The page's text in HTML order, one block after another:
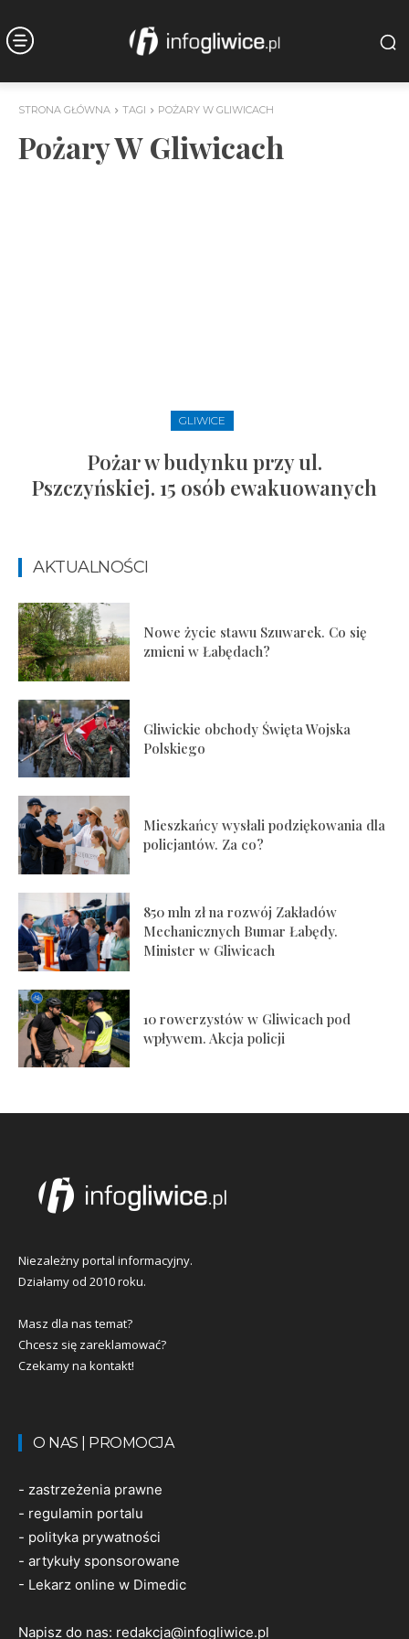
STRONA GŁÓWNA TAGI POŻARY W GLIWICACH
Pożary W Gliwicach
GLIWICE
Pożar w budynku przy ul.
Pszczyńskiej. 15 osób ewakuowanych
AKTUALNOŚCI
Nowe życie stawu Szuwarek. Co się
zmieni w Łabędach?
Gliwickie obchody Święta Wojska
Polskiego
Mieszkańcy wysłali podziękowania dla
policjantów. Za co?
850 mln zł na rozwój Zakładów
Mechanicznych Bumar Łabędy.
Minister w Gliwicach
10 rowerzystów w Gliwicach pod
wpływem. Akcja policji
Niezależny portal informacyjny.
Działamy od 2010 roku.
Masz dla nas temat?
Chcesz się zareklamować?
Czekamy na kontakt!
O NAS | PROMOCJA
- zastrzeżenia prawne
- regulamin portalu
- polityka prywatności
- artykuły sponsorowane
- Lekarz online w Dimedic
Napisz do nas: redakcja@infogliwice.pl